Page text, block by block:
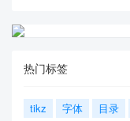
热门标签
tikz 字体 目录